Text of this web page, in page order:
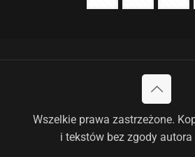
Wszelkie prawa zastrzeżone.
i tekstów bez zgody